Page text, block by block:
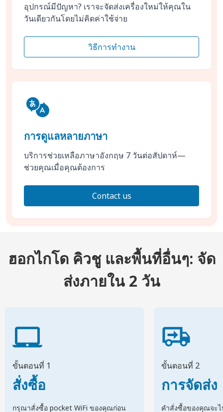
อุปกรณ์มีปัญหา? เราจะจัดส่งเครื่องใหม่ให้คุณใน
วันเดียวกันโดยไม่คิดค่าใช้จ่าย
วิธีการทำงาน
การดูแลหลายภาษา
บริการช่วยเหลือภาษาอังกฤษ 7 วันต่อสัปดาห์—
ช่วยคุณเมื่อคุณต้องการ
Contact us
ฮอกไกโด คิวชู และพื้นที่อื่นๆ: จัด
ส่งภายใน 2 วัน
ขั้นตอนที่ 1
สั่งซื้อ
กรุณาสั่งซื้อ pocket WiFi ของคุณก่อน
ขั้นตอนที่ 2
การจัดส่ง
คำสั่งซื้อของคุณจะ